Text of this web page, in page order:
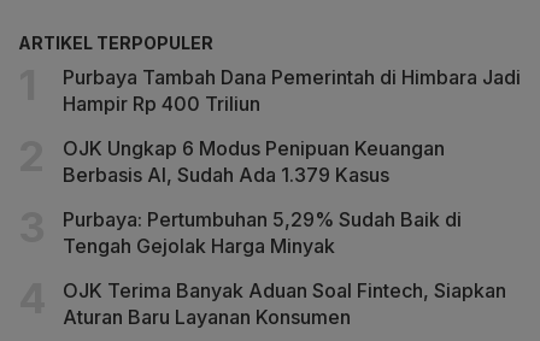
ARTIKEL TERPOPULER
Purbaya Tambah Dana Pemerintah di Himbara Jadi
Hampir Rp 400 Triliun
OJK Ungkap 6 Modus Penipuan Keuangan
Berbasis AI, Sudah Ada 1.379 Kasus
Purbaya: Pertumbuhan 5,29% Sudah Baik di
Tengah Gejolak Harga Minyak
OJK Terima Banyak Aduan Soal Fintech, Siapkan
Aturan Baru Layanan Konsumen